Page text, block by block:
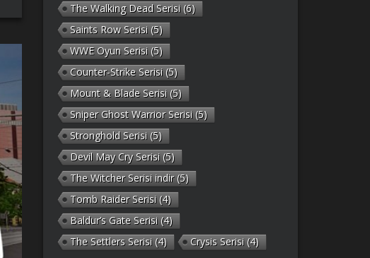
The Walking Dead Serisi (6)
Saints Row Serisi (5)
WWE Oyun Serisi (5)
Counter-Strike Serisi (5)
Mount & Blade Serisi (5)
Sniper Ghost Warrior Serisi (5)
Stronghold Serisi (5)
Devil May Cry Serisi (5)
The Witcher Serisi indir(5)
Tomb Raider Serisi (4)
Baldur’s Gate Serisi (4)
The Settlers Serisi (4) Crysis Serisi (4)